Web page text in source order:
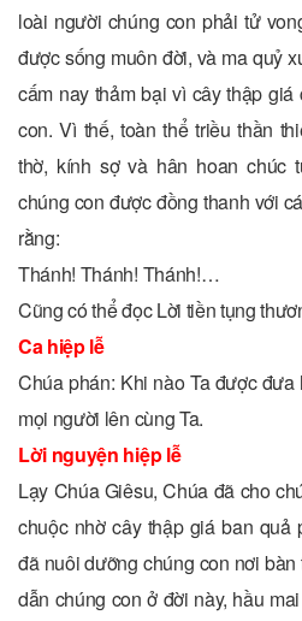
loài người chúng con phải tử
được sống muôn đời, và ma quỷ
cấm nay thảm bại vì cây thập
con. Vì thế, toàn thể triều thần
thờ, kính sợ và hân hoan chúc
chúng con được đồng thanh với
rằng:
Thánh! Thánh! Thánh!…
Cũng có thể đọc Lời tiền tụng
Ca hiệp lễ
Chúa phán: Khi nào Ta được
mọi người lên cùng Ta.
Lời nguyện hiệp lễ
Lạy Chúa Giêsu, Chúa đã cho
chuộc nhờ cây thập giá ban quả
đã nuôi dưỡng chúng con nơi
dẫn chúng con ở đời này, hầu